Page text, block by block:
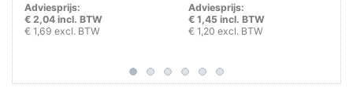
Adviesprijs:
€ 2,04 incl. BTW
€ 1,69 excl. BTW
Adviesprijs:
€ 1,45 incl. BTW
€ 1,20 excl. BTW